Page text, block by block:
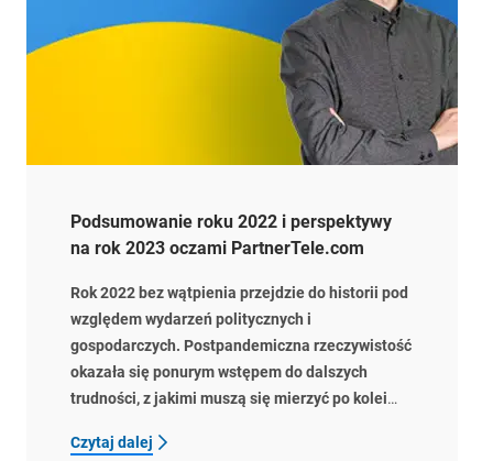
Podsumowanie roku 2022 i perspektywy
na rok 2023 oczami PartnerTele.com
Rok 2022 bez wątpienia przejdzie do historii pod
względem wydarzeń politycznych i
gospodarczych. Postpandemiczna rzeczywistość
okazała się ponurym wstępem do dalszych
trudności, z jakimi muszą się mierzyć po kolei
branża – w tym również akcesoriów GSM.
Czytaj dalej